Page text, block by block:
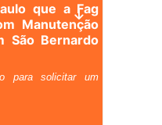
que a Fag
Manutenção
São Bernardo
para solicitar um